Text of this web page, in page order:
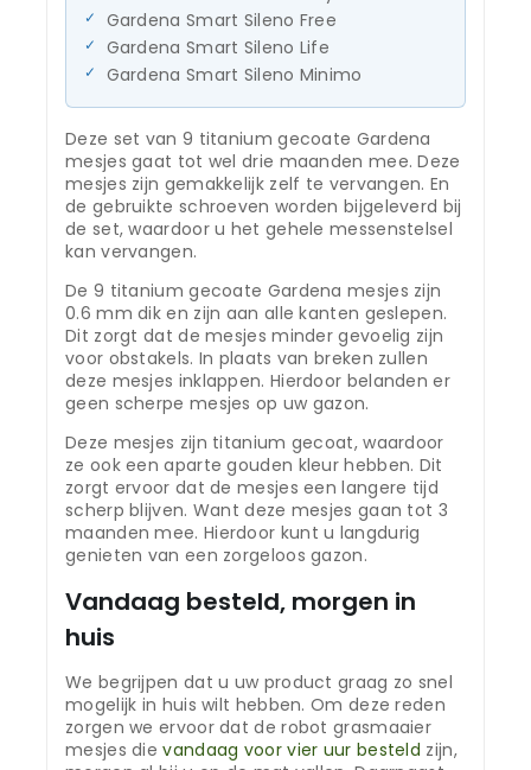
Gardena Smart Sileno Free
Gardena Smart Sileno Life
Gardena Smart Sileno Minimo
Deze set van 9 titanium gecoate Gardena
mesjes gaat tot wel drie maanden mee. Deze
mesjes zijn gemakkelijk zelf te vervangen. En
de gebruikte schroeven worden bijgeleverd bij
de set, waardoor u het gehele messenstelsel
kan vervangen.
De 9 titanium gecoate Gardena mesjes zijn
0.6 mm dik en zijn aan alle kanten geslepen.
Dit zorgt dat de mesjes minder gevoelig zijn
voor obstakels. In plaats van breken zullen
deze mesjes inklappen. Hierdoor belanden er
geen scherpe mesjes op uw gazon.
Deze mesjes zijn titanium gecoat, waardoor
ze ook een aparte gouden kleur hebben. Dit
zorgt ervoor dat de mesjes een langere tijd
scherp blijven. Want deze mesjes gaan tot 3
maanden mee. Hierdoor kunt u langdurig
genieten van een zorgeloos gazon.
Vandaag besteld, morgen in
huis
We begrijpen dat u uw product graag zo snel
mogelijk in huis wilt hebben. Om deze reden
zorgen we ervoor dat de robot grasmaaier
mesjes dievandaag voor vier uur besteld zijn,